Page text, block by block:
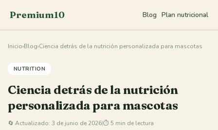
Premium10 Blog Plan nutricional
Inicio›Blog›Ciencia detrás de la nutrición personalizada para mascotas
NUTRITION
Ciencia detrás de la nutrición
personalizada para mascotas
🔄 Actualizado: 3 de junio de 2026|⏱ 5 min de lectura